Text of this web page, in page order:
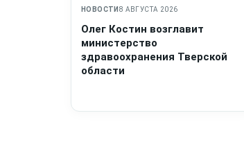
НОВОСТИ 8 АВГУСТА 2026
Олег Костин возглавит
министерство
здравоохранения Тверской
области